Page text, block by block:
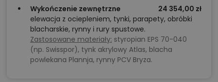
Wykończenie zewnętrzne
24 354,00 zł
elewacja z ociepleniem, tynki, parapety, obróbki
blacharskie, rynny i rury spustowe.
Zastosowane materiały: styropian EPS 70-040
(np. Swisspor), tynk akrylowy Atlas, blacha
powlekana Plannja, rynny PCV Bryza.